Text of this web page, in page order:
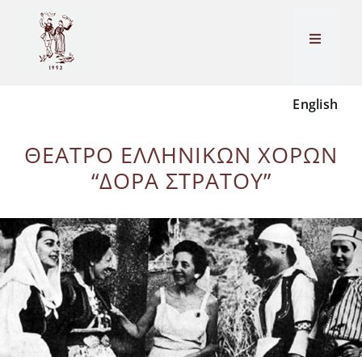
content
Toggle
ΣΩΜΑΤΕΙΟ
ΘΕΑΤΡΟ
ΣΧΟΛΗ
English
ΘΕΑΤΡΟ ΕΛΛΗΝΙΚΩΝ ΧΟΡΩΝ
“ΔΟΡΑ ΣΤΡΑΤΟΥ”